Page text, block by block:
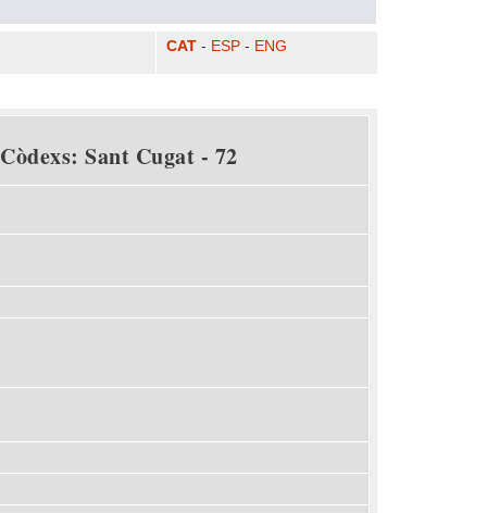
CAT - ESP - ENG
Sant Cugat - 72